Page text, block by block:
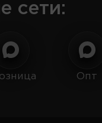
сети:
Опт